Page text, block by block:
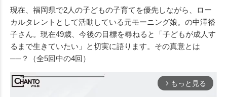
現在、福岡県で2人の子どもの子育てを優先しながら、ロー
カルタレントとして活動している元モーニング娘。の中澤裕
子さん。現在49歳、今後の目標を尋ねると「子どもが成人す
るまで生きていたい」と切実に語ります。その真意とは
── ？（全5回中の4回）
arrow_forward_ios もっと見る